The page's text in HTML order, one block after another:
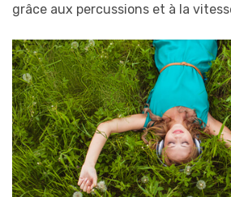
grâce aux percussions et à la